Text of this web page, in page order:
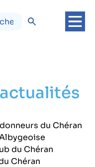
du Chéran
du Chéran
Chéran